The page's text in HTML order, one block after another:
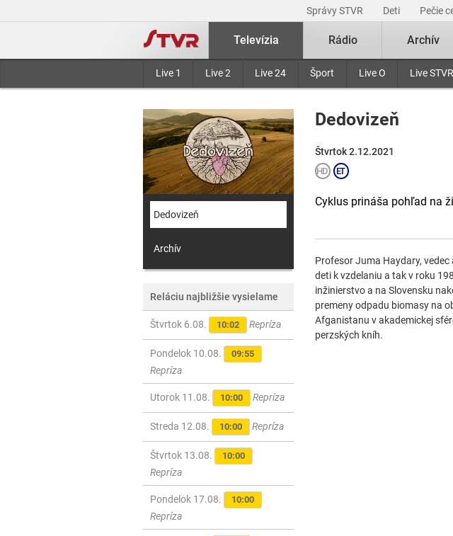
Správy STVR Deti Pečie
Televízia
Live 1 Live 2 Live 24 Šport Live O Live STVR
Rádio Archív
Dedovizeň
Archív
Reláciu najbližšie vysielame
Štvrtok 6.08. 10:02 Repríza
Pondelok 10.08. 09:55
Repríza
Utorok 11.08. 10:00 Repríza
Streda 12.08. 10:00 Repríza
Štvrtok 13.08. 10:00
Repríza
Pondelok 17.08. 10:00
Repríza
Dedovizeň
Štvrtok 2.12.2021
Cyklus prináša pohľad na
Profesor Juma Haydary,
deti k vzdelaniu a tak v roku
inžinierstvo a na Slovensku
premeny odpadu biomasy na
Afganistanu v akademickej
perzských kníh.